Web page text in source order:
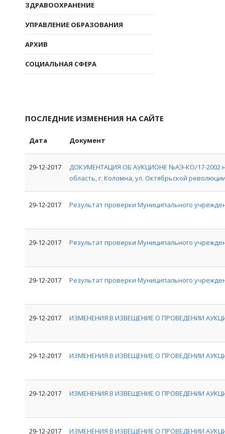
ЗДРАВООХРАНЕНИЕ
УПРАВЛЕНИЕ ОБРАЗОВАНИЯ
АРХИВ
СОЦИАЛЬНАЯ СФЕРА
ПОСЛЕДНИЕ ИЗМЕНЕНИЯ НА САЙТЕ
Дата Документ
29-12-2017
ДОКУМЕНТАЦИЯ ОБ АУКЦИОНЕ №АЭ-КО/17-2002
область, г. Коломна, ул. Октябрьской
29-12-2017 Результат проверки Муниципального
29-12-2017 Результат проверки Муниципального
29-12-2017 Результат проверки Муниципального
29-12-2017 ИЗМЕНЕНИЯ В ИЗВЕЩЕНИЕ О ПРОВЕДЕНИИ
29-12-2017 ИЗМЕНЕНИЯ В ИЗВЕЩЕНИЕ О ПРОВЕДЕНИИ
29-12-2017 ИЗМЕНЕНИЯ В ИЗВЕЩЕНИЕ О ПРОВЕДЕНИИ
29-12-2017 ИЗМЕНЕНИЯ В ИЗВЕЩЕНИЕ О ПРОВЕДЕНИИ